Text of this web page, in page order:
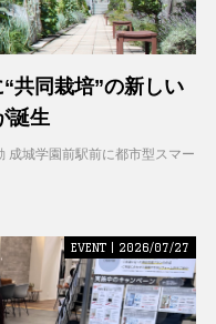
共同栽培”の新しい
誕生
成城学園前駅前に都市型スマー
EVENT | 2026/07/27